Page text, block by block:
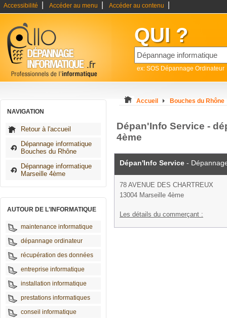
Accessibilité Accéder au menu Accéder au contenu
QUI ?
ex: SOS Dépannage Ordinateur
NAVIGATION
Retour à l'accueil
Dépannage informatique
Bouches du Rhône
Dépannage informatique
Marseille 4ème
AUTOUR DE L'INFORMATIQUE
maintenance informatique
dépannage ordinateur
récupération des données
entreprise informatique
installation informatique
prestations informatiques
conseil informatique
Accueil Bouches du Rhône
Dépan'Info Service -
4ème
Dépan'Info Service -
78 AVENUE DES CHARTREUX
13004 Marseille 4ème
Les détails du commerçant :